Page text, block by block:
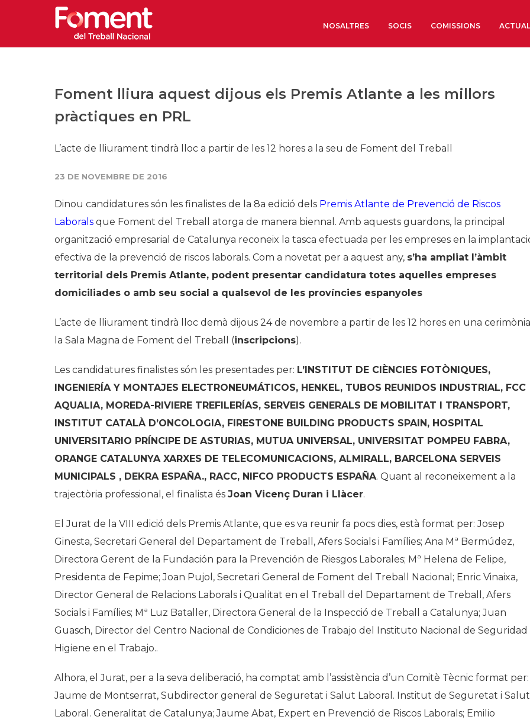
NOSALTRES
Òrgans de Govern
Institut d’Estudis
Organitzacions
Organitzacions
Coneix més
Història
Biblioteca Arxiu
SOCIS COMISSIONS
Foment lliura aquest dijous els Premis Atlante a les millors
pràctiques en PRL
​L’acte de lliurament tindrà lloc a partir de les 12 hores a la seu de Foment del Treball
23 DE NOVEMBRE DE 2016
Dinou candidatures són les finalistes de la 8a edició dels Premis Atlante de Prevenció de Riscos
Laborals que Foment del Treball atorga de manera biennal. Amb aquests guardons, la principal
organització empresarial de Catalunya reconeix la tasca efectuada per les empreses en la
efectiva de la prevenció de riscos laborals. Com a novetat per a aquest any, s’ha ampliat l’àmbit
territorial dels Premis Atlante, podent presentar candidatura totes aquelles empreses
domiciliades o amb seu social a qualsevol de les províncies espanyoles
L’acte de lliurament tindrà lloc demà dijous 24 de novembre a partir de les 12 hores en una
la Sala Magna de Foment del Treball (inscripcions).
Les candidatures finalistes són les presentades per: L’INSTITUT DE CIÈNCIES FOTÒNIQUES,
INGENIERÍA Y MONTAJES ELECTRONEUMÁTICOS, HENKEL, TUBOS REUNIDOS INDUSTRIAL, FCC
AQUALIA, MOREDA-RIVIERE TREFILERÍAS, SERVEIS GENERALS DE MOBILITAT I TRANSPORT,
INSTITUT CATALÀ D’ONCOLOGIA, FIRESTONE BUILDING PRODUCTS SPAIN, HOSPITAL
UNIVERSITARIO PRÍNCIPE DE ASTURIAS, MUTUA UNIVERSAL, UNIVERSITAT POMPEU FABRA,
ORANGE CATALUNYA XARXES DE TELECOMUNICACIONS, ALMIRALL, BARCELONA SERVEIS
MUNICIPALS , DEKRA ESPAÑA., RACC, NIFCO PRODUCTS ESPAÑA. Quant al reconeixement a la
trajectòria professional, el finalista és Joan Vicenç Duran i Llàcer.
El Jurat de la VIII edició dels Premis Atlante, que es va reunir fa pocs dies, està format per: Josep
Ginesta, Secretari General del Departament de Treball, Afers Socials i Famílies; Ana Mª Bermúdez,
Directora Gerent de la Fundación para la Prevención de Riesgos Laborales; Mª Helena de Felipe,
Presidenta de Fepime; Joan Pujol, Secretari General de Foment del Treball Nacional; Enric Vinaixa,
Director General de Relacions Laborals i Qualitat en el Treball del Departament de Treball, Afers
Socials i Famílies; Mª Luz Bataller, Directora General de la Inspecció de Treball a Catalunya; Juan
Guasch, Director del Centro Nacional de Condiciones de Trabajo del Instituto Nacional de Seguridad
Higiene en el Trabajo..
Alhora, el Jurat, per a la seva deliberació, ha comptat amb l’assistència d’un Comitè Tècnic format per:
Jaume de Montserrat, Subdirector general de Seguretat i Salut Laboral. Institut de Seguretat i Salut
Laboral. Generalitat de Catalunya; Jaume Abat, Expert en Prevenció de Riscos Laborals; Emilio